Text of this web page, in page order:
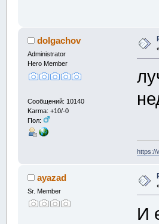
dolgachov
Administrator
Hero Member
Сообщений: 10140
Karma: +10/-0
Пол:
https://
ayazad
Sr. Member
И